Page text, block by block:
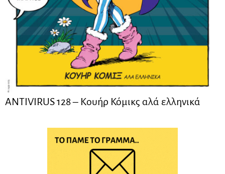
ANTIVIRUS 128 – Kουήρ Κόμικς αλά ελληνικά